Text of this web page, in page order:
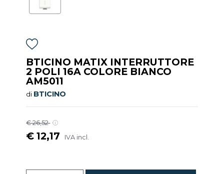
BTICINO MATIX INTERRUTTORE
2 POLI 16A COLORE BIANCO
AM5011
di BTICINO
€ 26,52
€ 12,17 IVA incl.